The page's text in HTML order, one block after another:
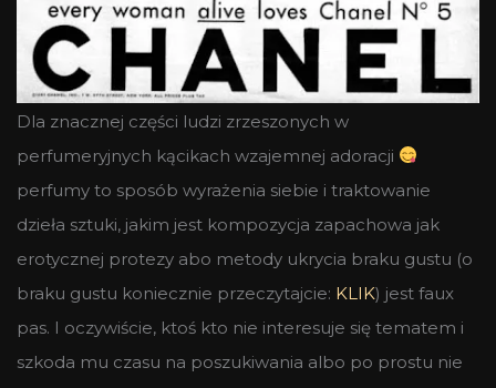
Dla znacznej części ludzi zrzeszonych w
perfumeryjnych kącikach wzajemnej adoracji
perfumy to sposób wyrażenia siebie i traktowanie
dzieła sztuki, jakim jest kompozycja zapachowa jak
erotycznej protezy abo metody ukrycia braku gustu (o
braku gustu koniecznie przeczytajcie: KLIK) jest faux
pas. I oczywiście, ktoś kto nie interesuje się tematem i
szkoda mu czasu na poszukiwania albo po prostu nie